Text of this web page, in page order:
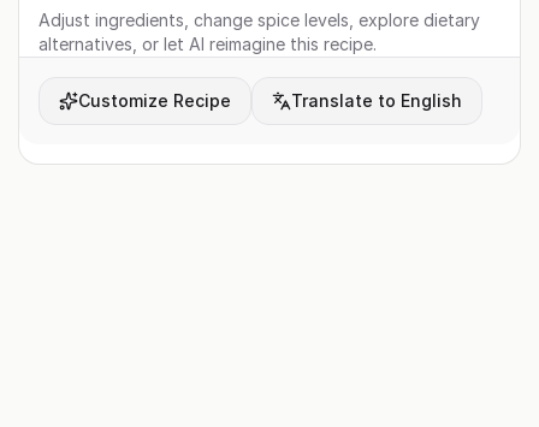
Adjust ingredients, change spice levels, explore dietary
alternatives, or let AI reimagine this recipe.
Customize Recipe Translate to English